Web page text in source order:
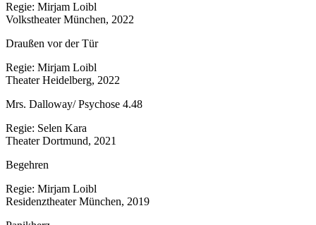
Regie: Mirjam Loibl
Volkstheater München, 2022
Draußen vor der Tür
Regie: Mirjam Loibl
Theater Heidelberg, 2022
Mrs. Dalloway/ Psychose 4.48
Regie: Selen Kara
Theater Dortmund, 2021
Begehren
Regie: Mirjam Loibl
Residenztheater München, 2019